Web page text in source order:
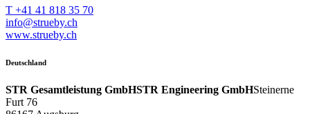
T +41 41 818 35 70
info@strueby.ch
www.strueby.ch
Deutschland
STR Gesamtleistung GmbHSTR Engineering GmbHSteinerne
Furt 76